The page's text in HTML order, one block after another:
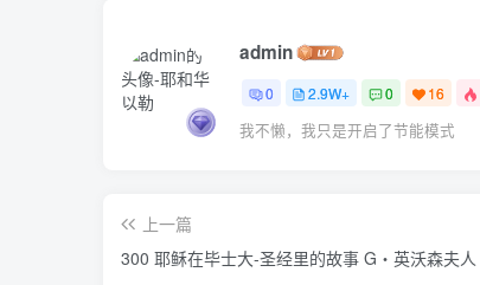
admin
0 2.9W+ 0 16
我不懒，我只是开启了节能模式
上一篇
300 耶稣在毕士大-圣经里的故事 G‧英沃森夫人